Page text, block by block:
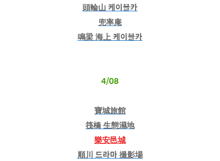
頭輪山 케이블카
兜率庵
鳴梁 海上 케이블카
4/08
寶城旅館
筏橋 生態濕地
樂安邑城
順川 드라마 撮影場